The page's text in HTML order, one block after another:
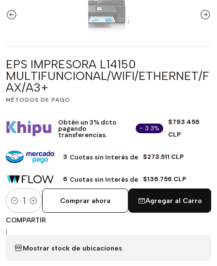
EPS IMPRESORA L14150
MULTIFUNCIONAL/WIFI/ETHERNET/F
AX/A3+
MÉTODOS DE PAGO
Obtén un 3% dcto
pagando
transferencias.
- 3.3%
$793.456
CLP
3 Cuotas sin Interés de $273.511 CLP
6 Cuotas sin Interés de $136.756 CLP
Cantidad
Agregar al Carro
Comprar ahora
COMPARTIR
|
Mostrar stock de ubicaciones